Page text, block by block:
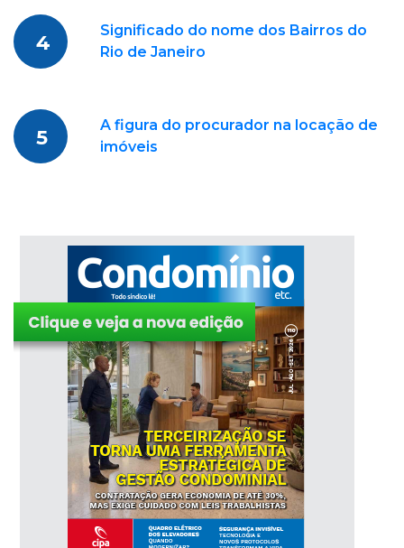
4
Significado do nome dos Bairros do
Rio de Janeiro
5
A figura do procurador na locação de
imóveis